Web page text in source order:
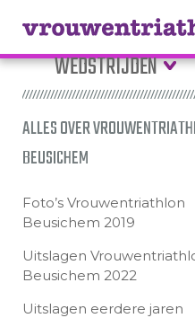
WEDSTRIJDEN
ALLES OVER
BEUSICHEM
Foto’s Vrouwentriathlon
Beusichem 2019
Uitslagen
Beusichem 2022
Uitslagen eerdere jaren